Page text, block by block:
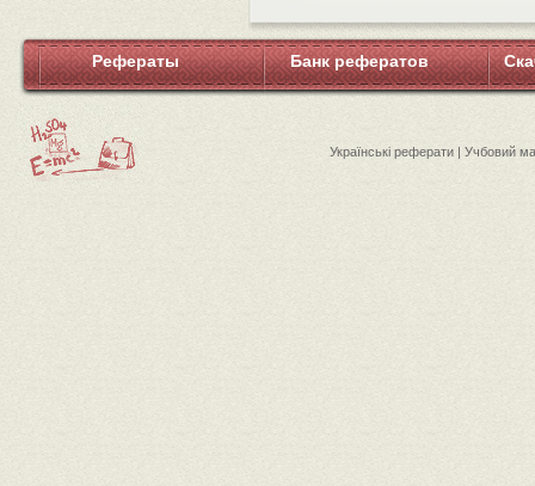
Рефераты Банк рефератов
Українські реферати | Учбовий